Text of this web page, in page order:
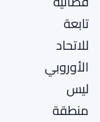
تابعة
للاتحاد
الأوروبي
ليس
منطقة